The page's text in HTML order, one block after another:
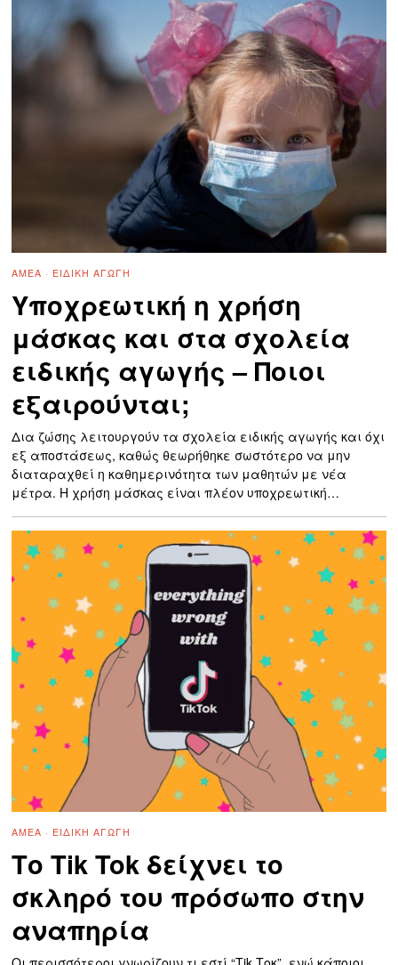
ΑΜΕΑ · ΕΙΔΙΚΉ ΑΓΩΓΉ
Υποχρεωτική η χρήση
μάσκας και στα σχολεία
ειδικής αγωγής – Ποιοι
εξαιρούνται;
Δια ζώσης λειτουργούν τα σχολεία ειδικής αγωγής και όχι
εξ αποστάσεως, καθώς θεωρήθηκε σωστότερο να μην
διαταραχθεί η καθημερινότητα των μαθητών με νέα
μέτρα. Η χρήση μάσκας είναι πλέον υποχρεωτική…
ΑΜΕΑ · ΕΙΔΙΚΉ ΑΓΩΓΉ
Το Tik Tok δείχνει το
σκληρό του πρόσωπο στην
αναπηρία